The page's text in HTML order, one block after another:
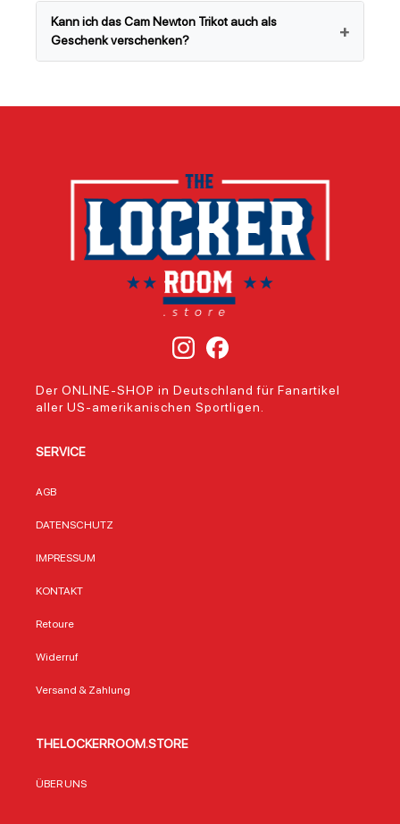
Kann ich das Cam Newton Trikot auch als
Geschenk verschenken?
Der ONLINE-SHOP in Deutschland für Fanartikel
aller US-amerikanischen Sportligen.
SERVICE
AGB
DATENSCHUTZ
IMPRESSUM
KONTAKT
Retoure
Widerruf
Versand & Zahlung
THELOCKERROOM.STORE
ÜBER UNS